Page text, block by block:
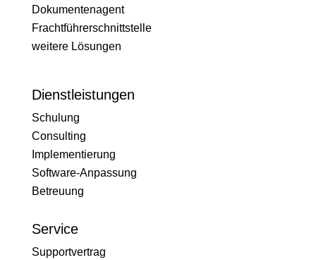
Dokumentenagent
Frachtführerschnittstelle
weitere Lösungen
Dienstleistungen
Schulung
Consulting
Implementierung
Software-Anpassung
Betreuung
Service
Supportvertrag